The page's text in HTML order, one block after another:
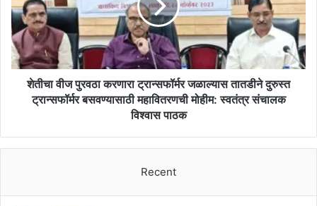
खळबळ
!!
ट्रान्सफॉर्मर
जळाल्यास
तातडीने
दुरुस्त
ट्रान्सफॉर्मर
बसवण्यासाठी
महावितरणची
संचालक
शेतीचा वीज पुरवठा करणारा ट्रान्सफॉर्मर जळाल्यास तातडीने दुरुस्त
ट्रान्सफॉर्मर बसवण्यासाठी महावितरणची मोहीम: स्वतंत्र संचालक
विश्वास पाठक
Recent